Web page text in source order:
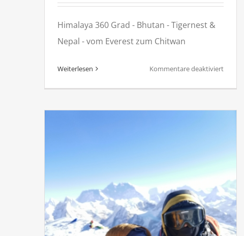
Himalaya 360 Grad - Bhutan - Tigernest &
Nepal - vom Everest zum Chitwan
Weiterlesen Kommentare deaktiviertfür
Grad
Nepal
–
vom
Everest